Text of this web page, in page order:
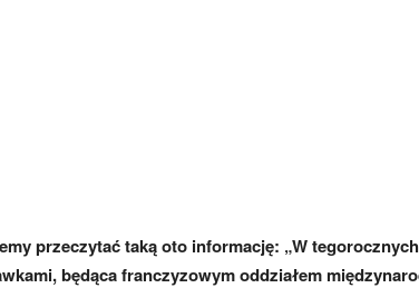
przeczytać taką oto informację: „W
będąca franczyzowym oddziałem